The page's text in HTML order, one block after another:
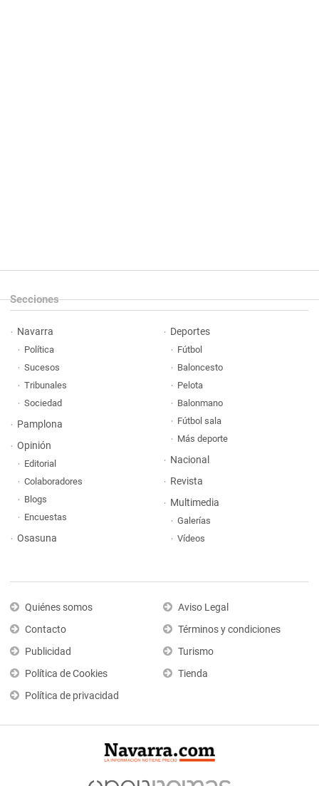
Secciones
Navarra
Política
Sucesos
Tribunales
Sociedad
Pamplona
Opinión
Editorial
Colaboradores
Blogs
Encuestas
Osasuna
Deportes
Fútbol
Baloncesto
Pelota
Balonmano
Fútbol sala
Más deporte
Nacional
Revista
Multimedia
Galerías
Vídeos
Quiénes somos
Contacto
Publicidad
Política de Cookies
Política de privacidad
Aviso Legal
Términos y condiciones
Turismo
Tienda